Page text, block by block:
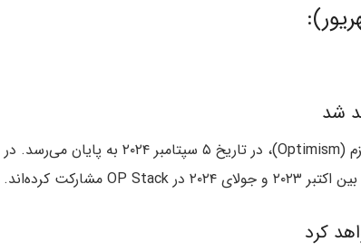
مهلت درخواست پنجمین دور تأمین مالی عمومی آپتیمیزم (Optimism)، در تاریخ ۵ سپتامبر ۲۰۲۴ به پایان می‌رسد. در